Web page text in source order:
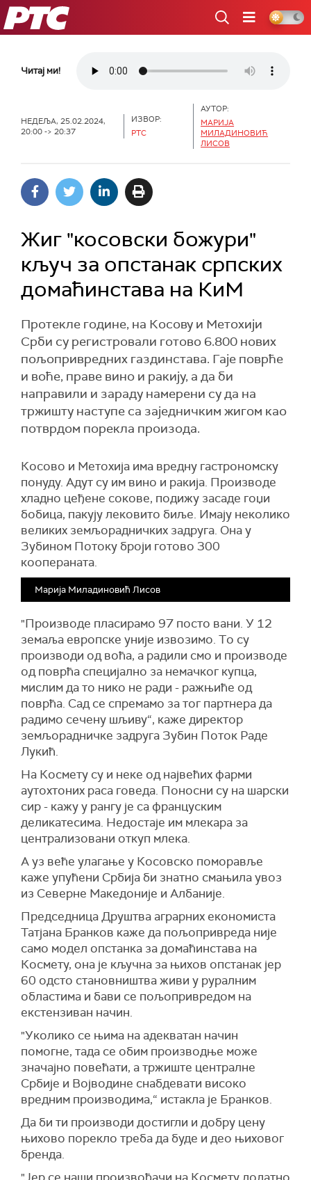
РТС
Читај ми!
НЕДЕЉА, 25.02.2024,
20:00 -> 20:37
ИЗВОР:
РТС
АУТОР:
МАРИЈА
МИЛАДИНОВИЋ
ЛИСОВ
Жиг "косовски божури"
кључ за опстанак српских
домаћинстава на КиМ
Протекле године, на Косову и Метохији
Срби су регистровали готово 6.800 нових
пољопривредних газдинстава. Гаје поврће
и воће, праве вино и ракију, а да би
направили и зараду намерени су да на
тржишту наступе са заједничким жигом као
потврдом порекла произода.
Косово и Метохија има вредну гастрономску
понуду. Адут су им вино и ракија. Производе
хладно цеђене сокове, подижу засаде гоџи
бобица, пакују лековито биље. Имају неколико
великих земљорадничких задруга. Она у
Зубином Потоку броји готово 300
коопераната.
Марија Миладиновић Лисов
"Производе пласирамо 97 посто вани. У 12
земаља европске уније извозимо. То су
производи од воћа, а радили смо и производе
од поврћа специјално за немачког купца,
мислим да то нико не ради - ражњиће од
поврћа. Сад се спремамо за тог партнера да
радимо сечену шљиву“, каже директор
земљорадничке задруга Зубин Поток Раде
Лукић.
На Космету су и неке од највећих фарми
аутохтоних раса говеда. Поносни су на шарски
сир - кажу у рангу је са француским
деликатесима. Недостаје им млекара за
централизовани откуп млека.
А уз веће улагање у Косовско поморавље
каже упућени Србија би знатно смањила увоз
из Северне Македоније и Албаније.
Председница Друштва аграрних економиста
Татјана Бранков каже да пољопривреда није
само модел опстанка за домаћинстава на
Космету, она је кључна за њихов опстанак јер
60 одсто становништва живи у руралним
областима и бави се пољопривредом на
екстензиван начин.
"Уколико се њима на адекватан начин
помогне, тада се обим производње може
значајно повећати, а тржиште централне
Србије и Војводине снабдевати високо
вредним производима,“ истакла је Бранков.
Да би ти производи достигли и добру цену
њихово порекло треба да буде и део њиховог
бренда.